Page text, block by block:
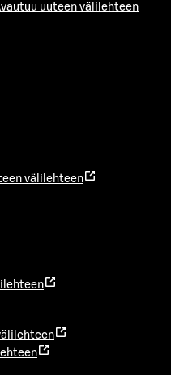
uuteen välilehteen
välilehteen